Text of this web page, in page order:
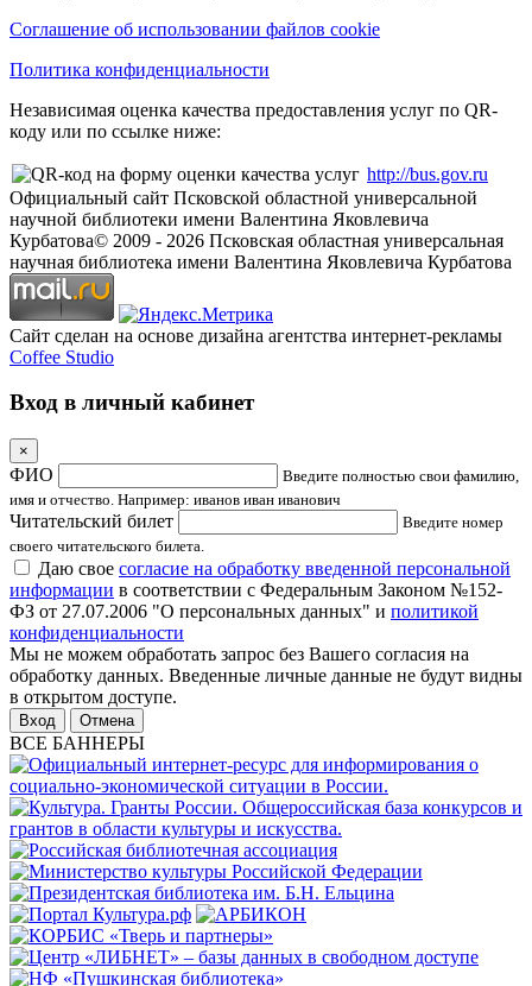
Соглашение об использовании файлов cookie
Политика конфиденциальности
Независимая оценка качества предоставления услуг по QR-
коду или по ссылке ниже:
http://bus.gov.ru
Официальный сайт Псковской областной универсальной
научной библиотеки имени Валентина Яковлевича
Курбатова© 2009 - 2026 Псковская областная универсальная
научная библиотека имени Валентина Яковлевича Курбатова
Сайт сделан на основе дизайна агентства интернет-рекламы
Coffee Studio
Вход в личный кабинет
×
ФИО
Введите полностью свои фамилию,
имя и отчество. Например: иванов иван иванович
Читательский билет
Введите номер
своего читательского билета.
Даю свое согласие на обработку введенной персональной
информации в соответствии с Федеральным Законом №152-
ФЗ от 27.07.2006 "О персональных данных" и политикой
конфиденциальности
Мы не можем обработать запрос без Вашего согласия на
обработку данных. Введенные личные данные не будут видны
в открытом доступе.
Отмена
ВСЕ БАННЕРЫ